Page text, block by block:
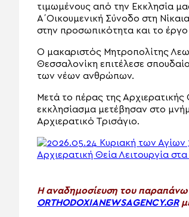
τιμωμένους από την Εκκλησία
Α΄Οικουμενική Σύνοδο στη
στην προσωπικότητα και το
Ο μακαριστός Μητροπολίτης
Θεσσαλονίκη επιτέλεσε
των νέων ανθρώπων.
Μετά το πέρας της Αρχιερατικής
εκκλησίασμα μετέβησαν στο
Αρχιερατικό Τρισάγιο.
H αναδημοσίευση του
ORTHODOXIANEWSAGENCY.GR